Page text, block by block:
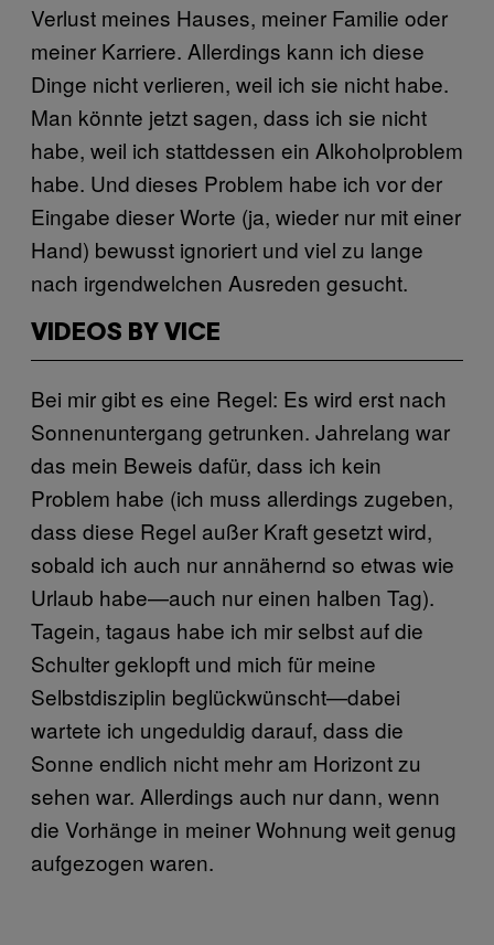
Verlust meines Hauses, meiner Familie oder
meiner Karriere. Allerdings kann ich diese
Dinge nicht verlieren, weil ich sie nicht habe.
Man könnte jetzt sagen, dass ich sie nicht
habe, weil ich stattdessen ein Alkoholproblem
habe. Und dieses Problem habe ich vor der
Eingabe dieser Worte (ja, wieder nur mit einer
Hand) bewusst ignoriert und viel zu lange
nach irgendwelchen Ausreden gesucht.
VIDEOS BY VICE
Bei mir gibt es eine Regel: Es wird erst nach
Sonnenuntergang getrunken. Jahrelang war
das mein Beweis dafür, dass ich kein
Problem habe (ich muss allerdings zugeben,
dass diese Regel außer Kraft gesetzt wird,
sobald ich auch nur annähernd so etwas wie
Urlaub habe—auch nur einen halben Tag).
Tagein, tagaus habe ich mir selbst auf die
Schulter geklopft und mich für meine
Selbstdisziplin beglückwünscht—dabei
wartete ich ungeduldig darauf, dass die
Sonne endlich nicht mehr am Horizont zu
sehen war. Allerdings auch nur dann, wenn
die Vorhänge in meiner Wohnung weit genug
aufgezogen waren.